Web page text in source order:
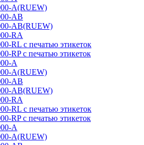
A(RUEW)
AB
AB(RUEW)
RA
RL с печатью этикеток
RP с печатью этикеток
A
A(RUEW)
AB
AB(RUEW)
RA
RL с печатью этикеток
RP с печатью этикеток
A
A(RUEW)